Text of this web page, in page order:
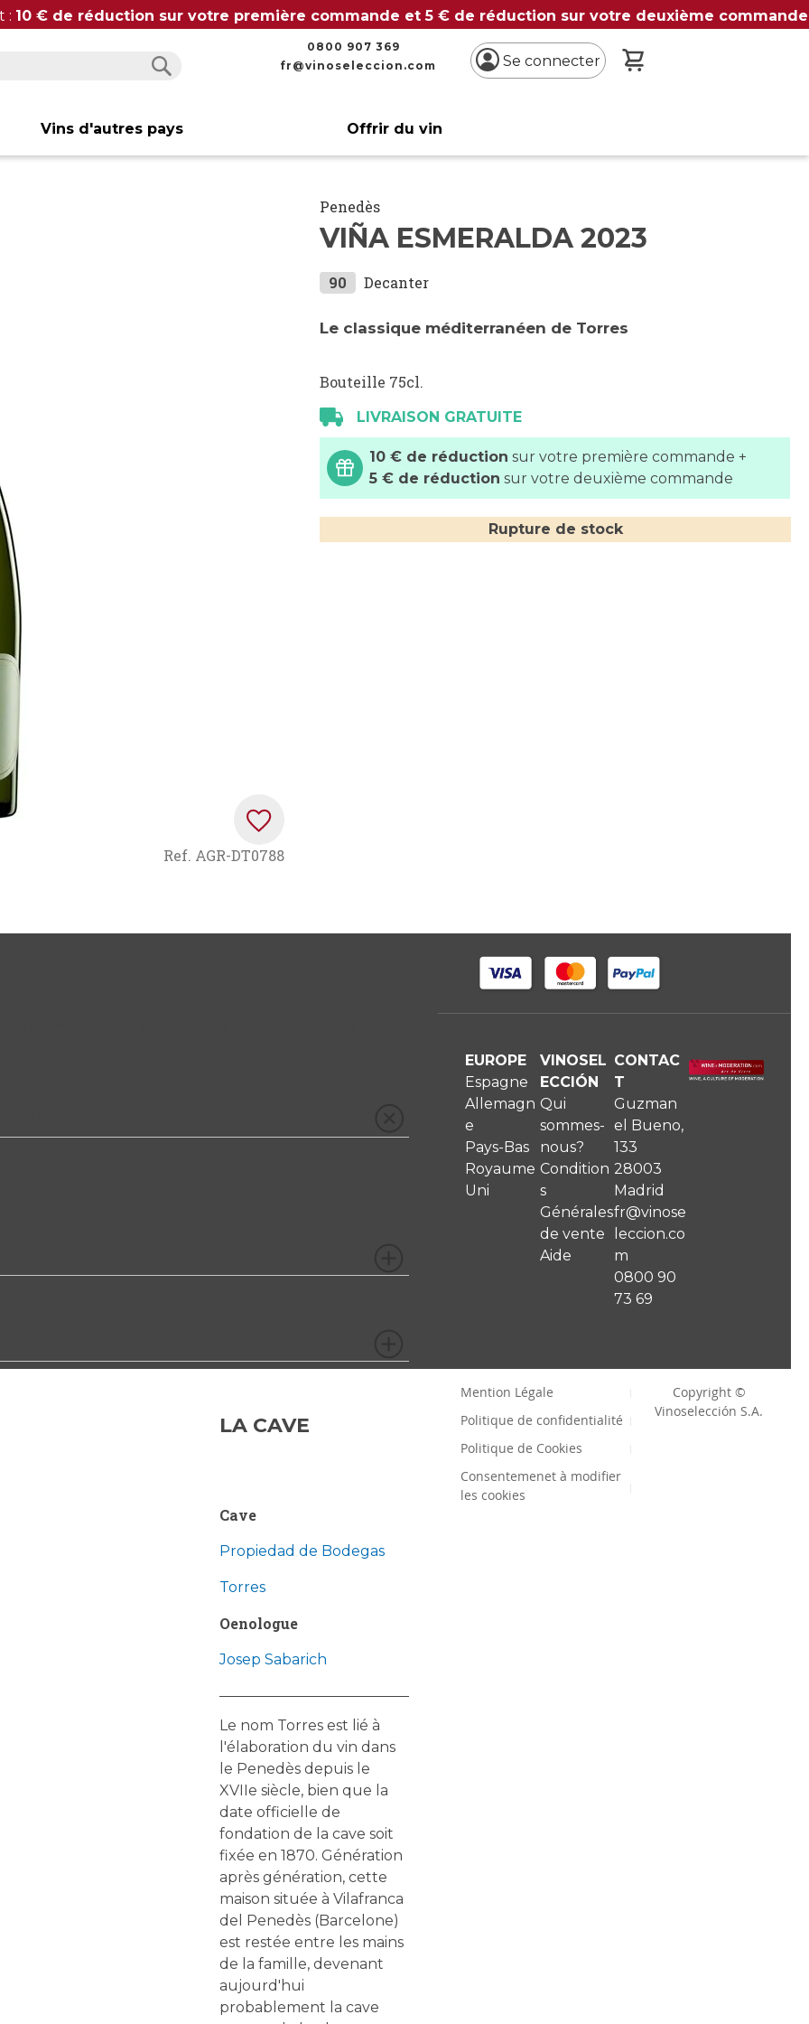
: 10 € de réduction sur votre première commande et 5 € de réduction sur votre deuxième commande
0800 907 369
fr@vinoseleccion.com
Se connecter
Vins d'autres pays Offrir du vin
Ref. AGR-DT0788
Penedès
VIÑA ESMERALDA 2023
90 Decanter
Le classique méditerranéen de Torres
Bouteille 75cl.
LIVRAISON GRATUITE
10 € de réduction sur votre première commande +
5 € de réduction sur votre deuxième commande
Rupture de stock
LA CAVE
Cave
Propiedad de Bodegas
Torres
Oenologue
Josep Sabarich
Le nom Torres est lié à
l'élaboration du vin dans
le Penedès depuis le
XVIIe siècle, bien que la
date officielle de
fondation de la cave soit
fixée en 1870. Génération
après génération, cette
maison située à Vilafranca
del Penedès (Barcelone)
est restée entre les mains
de la famille, devenant
aujourd'hui
probablement la cave
EUROPE
Espagne
Allemagn
e
Pays-Bas
Royaume
Uni
VINOSEL
ECCIÓN
Qui
sommes-
nous?
Condition
s
Générales
de vente
Aide
CONTAC
T
Guzman
el Bueno,
133
28003
Madrid
fr@vinose
leccion.co
m
0800 90
73 69
Mention Légale
Politique de confidentialité
Politique de Cookies
Consentemenet à modifier
les cookies
Copyright ©
Vinoselección S.A.